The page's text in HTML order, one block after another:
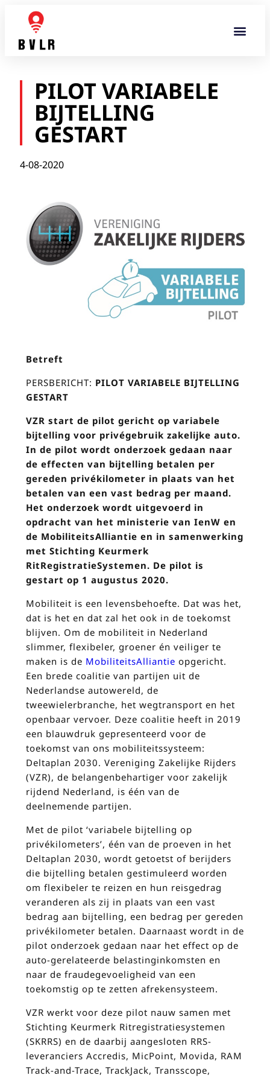
PILOT VARIABELE
BIJTELLING
GESTART
4-08-2020
Betreft
PERSBERICHT: PILOT VARIABELE BIJTELLING
GESTART
VZR start de pilot gericht op variabele
bijtelling voor privégebruik zakelijke auto.
In de pilot wordt onderzoek gedaan naar
de effecten van bijtelling betalen per
gereden privékilometer in plaats van het
betalen van een vast bedrag per maand.
Het onderzoek wordt uitgevoerd in
opdracht van het ministerie van IenW en
de MobiliteitsAlliantie en in samenwerking
met Stichting Keurmerk
RitRegistratieSystemen. De pilot is
gestart op 1 augustus 2020.
Mobiliteit is een levensbehoefte. Dat was het,
dat is het en dat zal het ook in de toekomst
blijven. Om de mobiliteit in Nederland
slimmer, flexibeler, groener én veiliger te
maken is de MobiliteitsAlliantie opgericht.
Een brede coalitie van partijen uit de
Nederlandse autowereld, de
tweewielerbranche, het wegtransport en het
openbaar vervoer. Deze coalitie heeft in 2019
een blauwdruk gepresenteerd voor de
toekomst van ons mobiliteitssysteem:
Deltaplan 2030. Vereniging Zakelijke Rijders
(VZR), de belangenbehartiger voor zakelijk
rijdend Nederland, is één van de
deelnemende partijen.
Met de pilot ‘variabele bijtelling op
privékilometers’, één van de proeven in het
Deltaplan 2030, wordt getoetst of berijders
die bijtelling betalen gestimuleerd worden
om flexibeler te reizen en hun reisgedrag
veranderen als zij in plaats van een vast
bedrag aan bijtelling, een bedrag per gereden
privékilometer betalen. Daarnaast wordt in de
pilot onderzoek gedaan naar het effect op de
auto-gerelateerde belastinginkomsten en
naar de fraudegevoeligheid van een
toekomstig op te zetten afrekensysteem.
VZR werkt voor deze pilot nauw samen met
Stichting Keurmerk Ritregistratiesystemen
(SKRRS) en de daarbij aangesloten RRS-
leveranciers Accredis, MicPoint, Movida, RAM
Track-and-Trace, TrackJack, Transscope,